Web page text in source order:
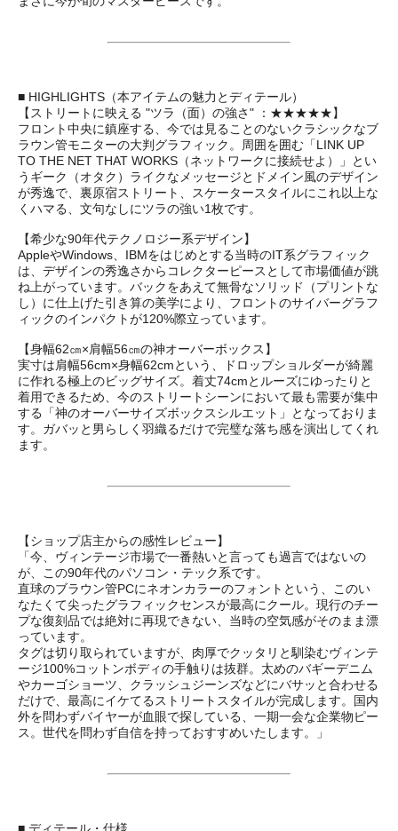
■ HIGHLIGHTS（本アイテムの魅力とディテール）
【ストリートに映える "ツラ（面）の強さ" ：★★★★★】
フロント中央に鎮座する、今では見ることのないクラシックなブ
ラウン管モニターの大判グラフィック。周囲を囲む「LINK UP
TO THE NET THAT WORKS（ネットワークに接続せよ）」とい
うギーク（オタク）ライクなメッセージとドメイン風のデザイン
が秀逸で、裏原宿ストリート、スケータースタイルにこれ以上な
くハマる、文句なしにツラの強い1枚です。
【希少な90年代テクノロジー系デザイン】
AppleやWindows、IBMをはじめとする当時のIT系グラフィック
は、デザインの秀逸さからコレクターピースとして市場価値が跳
ね上がっています。バックをあえて無骨なソリッド（プリントな
し）に仕上げた引き算の美学により、フロントのサイバーグラフ
ィックのインパクトが120%際立っています。
【身幅62㎝×肩幅56㎝の神オーバーボックス】
実寸は肩幅56cm×身幅62cmという、ドロップショルダーが綺麗
に作れる極上のビッグサイズ。着丈74cmとルーズにゆったりと
着用できるため、今のストリートシーンにおいて最も需要が集中
する「神のオーバーサイズボックスシルエット」となっておりま
す。ガバッと男らしく羽織るだけで完璧な落ち感を演出してくれ
ます。
【ショップ店主からの感性レビュー】
「今、ヴィンテージ市場で一番熱いと言っても過言ではないの
が、この90年代のパソコン・テック系です。
直球のブラウン管PCにネオンカラーのフォントという、このい
なたくて尖ったグラフィックセンスが最高にクール。現行のチー
プな復刻品では絶対に再現できない、当時の空気感がそのまま漂
っています。
タグは切り取られていますが、肉厚でクッタリと馴染むヴィンテ
ージ100%コットンボディの手触りは抜群。太めのバギーデニム
やカーゴショーツ、クラッシュジーンズなどにバサッと合わせる
だけで、最高にイケてるストリートスタイルが完成します。国内
外を問わずバイヤーが血眼で探している、一期一会な企業物ピー
ス。世代を問わず自信を持っておすすめいたします。」
■ ディテール・仕様